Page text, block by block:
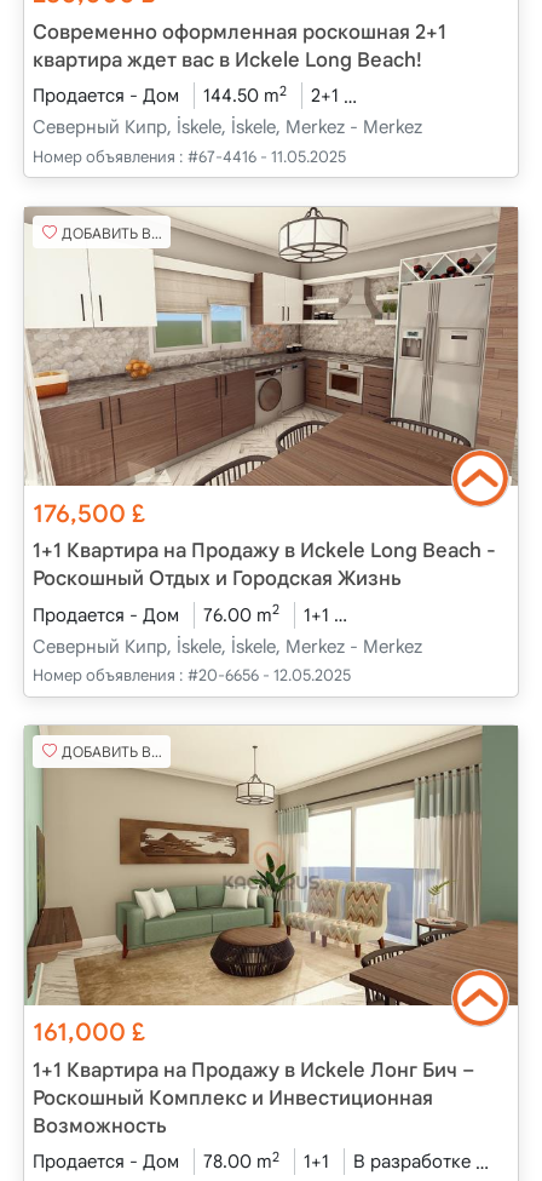
Современно оформленная роскошная 2+1
квартира ждет вас в Исkele Long Beach!
Продается - Дом 144.50 m2 2+1
Северный Кипр, İskele, İskele, Merkez - Merkez
Номер объявления : #67-4416 - 11.05.2025
ДОБАВИТЬ В ИЗБРАННОЕ
176,500£
1+1 Квартира на Продажу в Исkele Long Beach -
Роскошный Отдых и Городская Жизнь
Продается - Дом 76.00 m2 1+1
Северный Кипр, İskele, İskele, Merkez - Merkez
Номер объявления : #20-6656 - 12.05.2025
ДОБАВИТЬ В ИЗБРАННОЕ
161,000£
1+1 Квартира на Продажу в Исkele Лонг Бич –
Роскошный Комплекс и Инвестиционная
Возможность
Продается - Дом 78.00 m2 1+1 В разработке